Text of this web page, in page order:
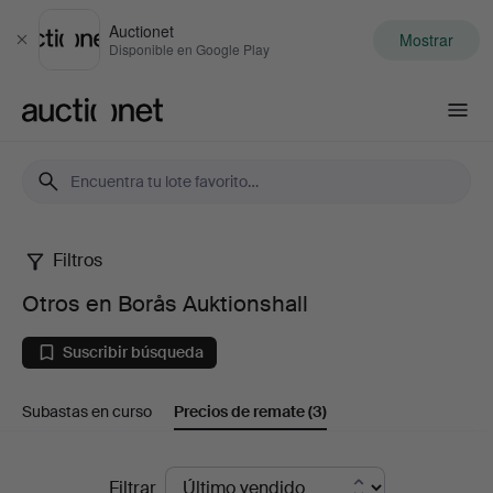
Cerrar
Auctionet
Disponible en Google Play Mostrar
Otros
en
Borås
Auktionshall
Filtros
Otros en Borås Auktionshall
Suscribir búsqueda
Subastas en curso Precios de remate(3)
Filtrar